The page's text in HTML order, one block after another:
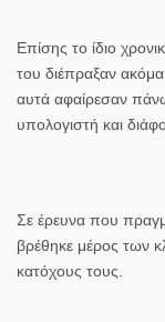
Επίσης το ίδιο
του διέπραξαν
αυτά αφαίρεσαν
υπολογιστή και
Σε έρευνα που
βρέθηκε μέρος των
κατόχους τους.